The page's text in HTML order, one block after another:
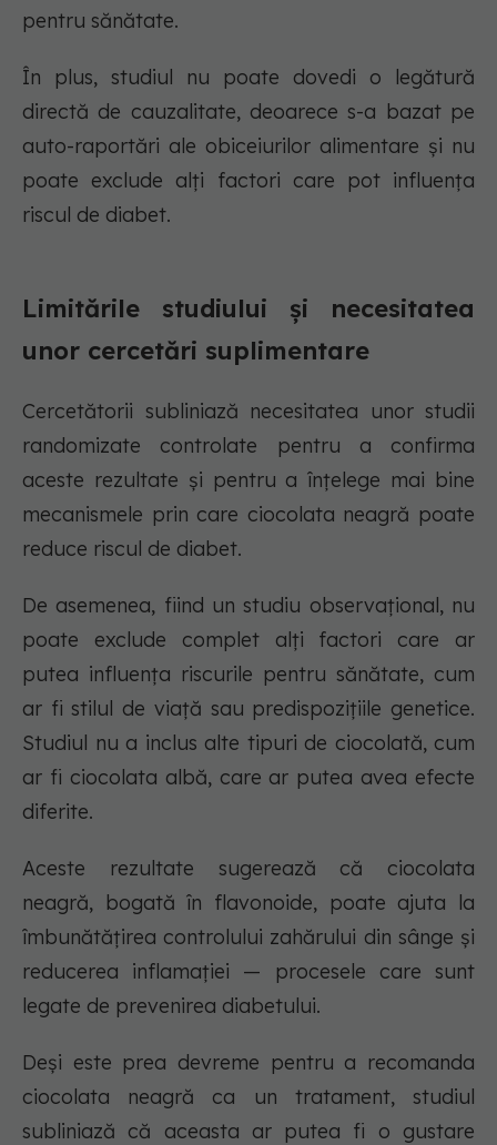
pentru sănătate.
În plus, studiul nu poate dovedi o legătură
directă de cauzalitate, deoarece s-a bazat pe
auto-raportări ale obiceiurilor alimentare și nu
poate exclude alți factori care pot influența
riscul de diabet.
Limitările studiului și necesitatea
unor cercetări suplimentare
Cercetătorii subliniază necesitatea unor studii
randomizate controlate pentru a confirma
aceste rezultate și pentru a înțelege mai bine
mecanismele prin care ciocolata neagră poate
reduce riscul de diabet.
De asemenea, fiind un studiu observațional, nu
poate exclude complet alți factori care ar
putea influența riscurile pentru sănătate, cum
ar fi stilul de viață sau predispozițiile genetice.
Studiul nu a inclus alte tipuri de ciocolată, cum
ar fi ciocolata albă, care ar putea avea efecte
diferite.
Aceste rezultate sugerează că ciocolata
neagră, bogată în flavonoide, poate ajuta la
îmbunătățirea controlului zahărului din sânge și
reducerea inflamației — procesele care sunt
legate de prevenirea diabetului.
Deși este prea devreme pentru a recomanda
ciocolata neagră ca un tratament, studiul
subliniază că aceasta ar putea fi o gustare